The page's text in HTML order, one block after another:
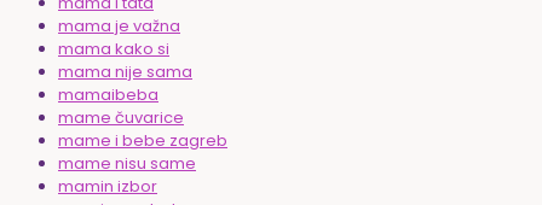
mama je važna
mama kako si
mama nije sama
mamaibeba
mame čuvarice
mame i bebe zagreb
mame nisu same
mamin izbor